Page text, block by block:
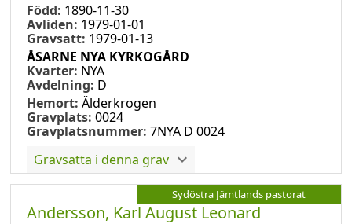
Född: 1890-11-30
Avliden: 1979-01-01
Gravsatt: 1979-01-13
ÅSARNE NYA KYRKOGÅRD
Kvarter: NYA
Avdelning: D
Hemort: Älderkrogen
Gravplats: 0024
Gravplatsnummer: 7NYA D 0024
Gravsatta i denna grav
Sydöstra Jämtlands pastorat
Andersson, Karl August Leonard